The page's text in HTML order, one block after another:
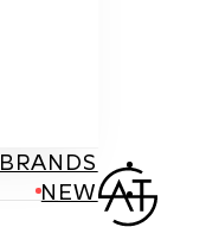
BRANDS
NEW